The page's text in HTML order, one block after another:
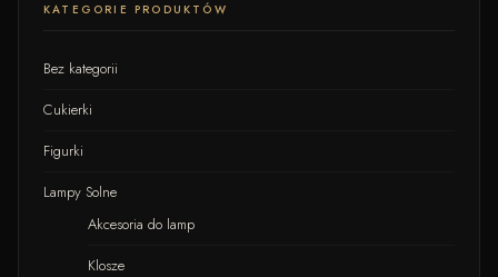
KATEGORIE PRODUKTÓW
Bez kategorii
Cukierki
Figurki
Lampy Solne
Akcesoria do lamp
Klosze